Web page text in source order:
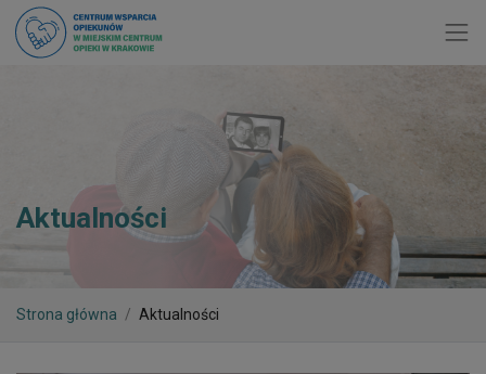
Aktualności
Strona główna Aktualności